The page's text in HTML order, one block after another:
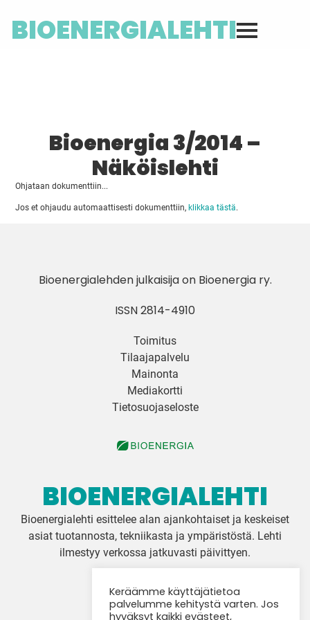
BIOENERGIALEHTI
Bioenergia 3/2014 –
Näköislehti
Ohjataan dokumenttiin...
Jos et ohjaudu automaattisesti dokumenttiin, klikkaa tästä.
Bioenergialehden julkaisija on Bioenergia ry.
ISSN 2814-4910
Toimitus
Tilaajapalvelu
Mainonta
Mediakortti
Tietosuojaseloste
BIOENERGIALEHTI
Bioenergialehti esittelee alan ajankohtaiset ja keskeiset
asiat tuotannosta, tekniikasta ja ympäristöstä. Lehti
ilmestyy verkossa jatkuvasti päivittyen.
Twitter
Keräämme käyttäjätietoa
palvelumme kehitystä varten. Jos
hyväksyt kaikki evästeet,